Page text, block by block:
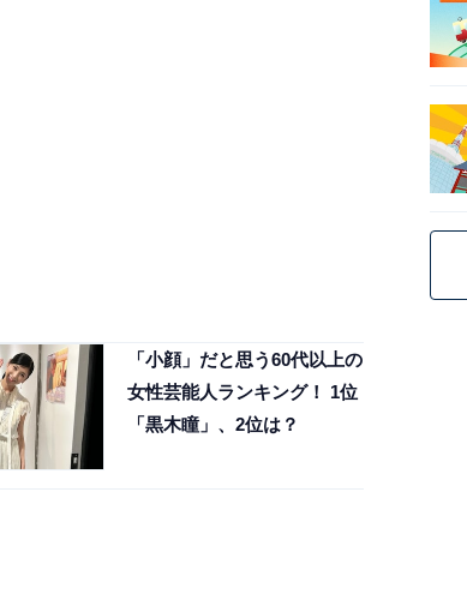
「小顔」だと思う60代以上の
女性芸能人ランキング！ 1位
「黒木瞳」、2位は？